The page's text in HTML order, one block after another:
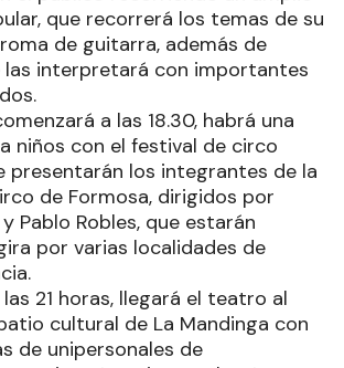
que recorrerá los temas de su
de guitarra, además de
las interpretará con importantes
a las 18.30, habrá una
niños con el festival de circo
presentarán los integrantes de la
de Formosa, dirigidos por
Pablo Robles, que estarán
por varias localidades de
21 horas, llegará el teatro al
cultural de La Mandinga con
de unipersonales de